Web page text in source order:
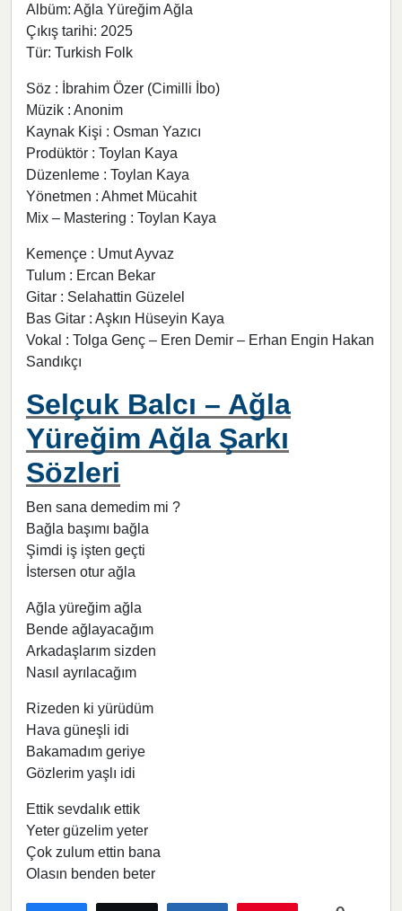
Albüm: Ağla Yüreğim Ağla
Çıkış tarihi: 2025
Tür: Turkish Folk
Söz : İbrahim Özer (Cimilli İbo)
Müzik : Anonim
Kaynak Kişi : Osman Yazıcı
Prodüktör : Toylan Kaya
Düzenleme : Toylan Kaya
Yönetmen : Ahmet Mücahit
Mix – Mastering : Toylan Kaya
Kemençe : Umut Ayvaz
Tulum : Ercan Bekar
Gitar : Selahattin Güzelel
Bas Gitar : Aşkın Hüseyin Kaya
Vokal : Tolga Genç – Eren Demir – Erhan Engin Hakan
Sandıkçı
Selçuk Balcı – Ağla
Yüreğim Ağla Şarkı
Sözleri
Ben sana demedim mi ?
Bağla başımı bağla
Şimdi iş işten geçti
İstersen otur ağla
Ağla yüreğim ağla
Bende ağlayacağım
Arkadaşlarım sizden
Nasıl ayrılacağım
Rizeden ki yürüdüm
Hava güneşli idi
Bakamadım geriye
Gözlerim yaşlı idi
Ettik sevdalık ettik
Yeter güzelim yeter
Çok zulum ettin bana
Olasın benden beter